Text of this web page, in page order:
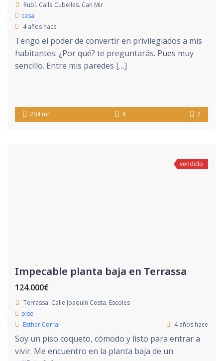
Rubí. Calle Cubelles. Can Mir
casa
4 años hace
Tengo el poder de convertir en privilegiados a mis
habitantes. ¿Por qué? te preguntarás. Pues muy
sencillo. Entre mis paredes […]
204 m2 4 2
vendido
Impecable planta baja en Terrassa
124.000€
Terrassa. Calle Joaquín Costa. Escoles
piso
Esther Corral
4 años hace
Soy un piso coqueto, cómodo y listo para entrar a
vivir. Me encuentro en la planta baja de un